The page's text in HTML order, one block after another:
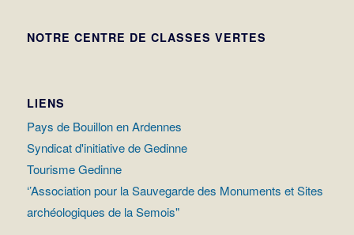
NOTRE CENTRE DE CLASSES VERTES
LIENS
Pays de Bouillon en Ardennes
Syndicat d'initiative de Gedinne
Tourisme Gedinne
‘’Association pour la Sauvegarde des Monuments et Sites
archéologiques de la Semois"